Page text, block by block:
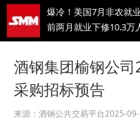
爆冷！美国7月非农就
前两月就业下修10.3万
何演绎？【SMM评论】
前7个月机电产品进出
出口近乎翻倍！【
酒钢集团榆钢公
采购招标预告
来源： 酒钢公共交易平台2025-